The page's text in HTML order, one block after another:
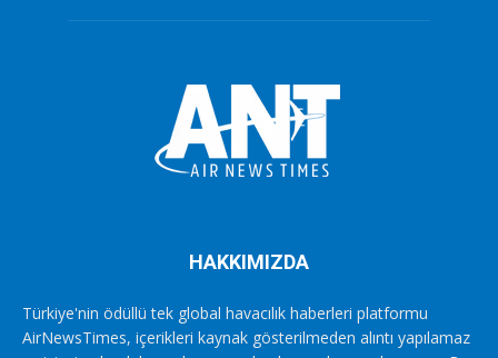
HAKKIMIZDA
Türkiye'nin ödüllü tek global havacılık haberleri platformu
AirNewsTimes, içerikleri kaynak gösterilmeden alıntı yapılamaz